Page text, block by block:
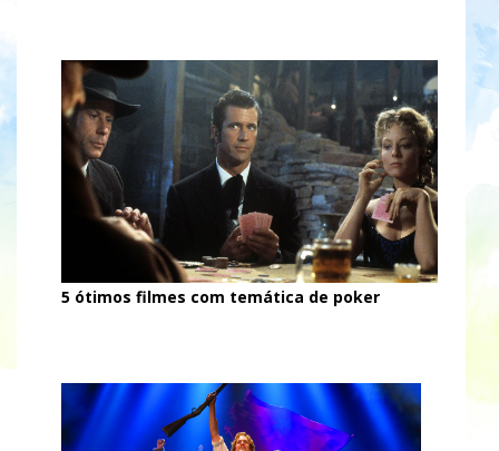
5 ótimos filmes com temática de poker